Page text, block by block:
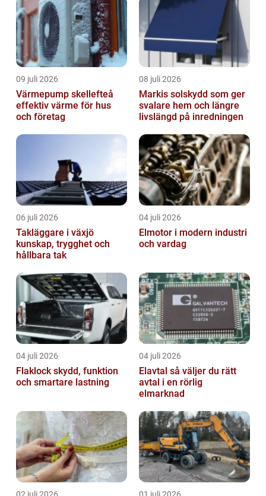
09 juli 2026
Värmepump skellefteå
effektiv värme för hus
och företag
08 juli 2026
Markis solskydd som ger
svalare hem och längre
livslängd på inredningen
06 juli 2026
Takläggare i växjö
kunskap, trygghet och
hållbara tak
04 juli 2026
Elmotor i modern industri
och vardag
04 juli 2026
Flaklock skydd, funktion
och smartare lastning
04 juli 2026
Elavtal så väljer du rätt
avtal i en rörlig
elmarknad
02 juli 2026 01 juli 2026